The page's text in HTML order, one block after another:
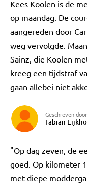
Kees Koolen is de
op maandag. De
aangereden door
weg vervolgde.
Sainz, die Koolen
kreeg een tijdstraf
gaan allebei niet
Geschreven door
Fabian
"Op dag zeven, de
goed. Op kilometer
met diepe